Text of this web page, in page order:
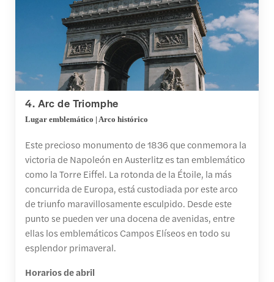
4. Arc de Triomphe
Lugar emblemático | Arco histórico
Este precioso monumento de 1836 que conmemora la
victoria de Napoleón en Austerlitz es tan emblemático
como la Torre Eiffel. La rotonda de la Étoile, la más
concurrida de Europa, está custodiada por este arco
de triunfo maravillosamente esculpido. Desde este
punto se pueden ver una docena de avenidas, entre
ellas los emblemáticos Campos Elíseos en todo su
esplendor primaveral.
Horarios de abril